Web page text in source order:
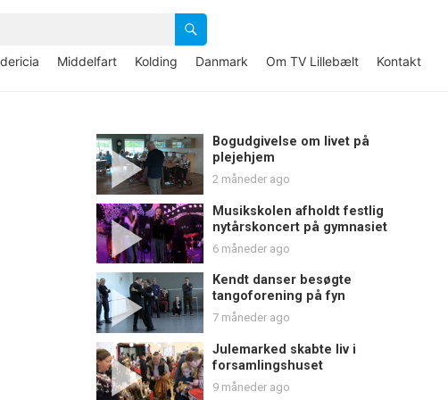
Middelfart Kolding Danmark Om TV Lillebælt Kontakt
Bogudgivelse om livet på
plejehjem
2 måneder ago
Musikskolen afholdt festlig
nytårskoncert på gymnasiet
6 måneder ago
Kendt danser besøgte
tangoforening på fyn
7 måneder ago
Julemarked skabte liv i
forsamlingshuset
9 måneder ago